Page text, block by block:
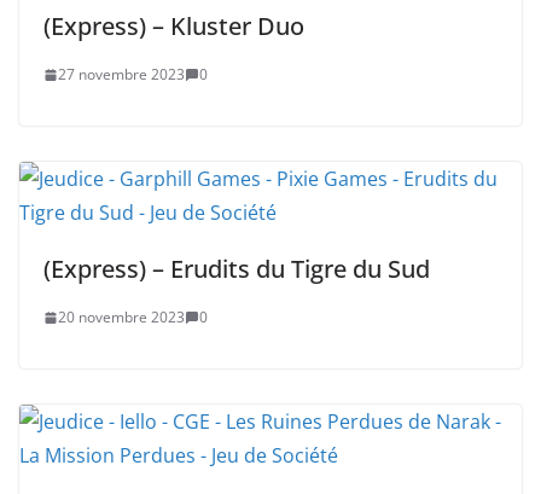
(Express) – Kluster Duo
27 novembre 2023 0
(Express) – Erudits du Tigre du Sud
20 novembre 2023 0